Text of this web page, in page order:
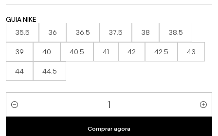
GUIA NIKE
35.5 36 36.5 37.5 38 38.5
39 40 40.5 41 42 42.5 43
44 44.5
Quantidade
Comprar agora